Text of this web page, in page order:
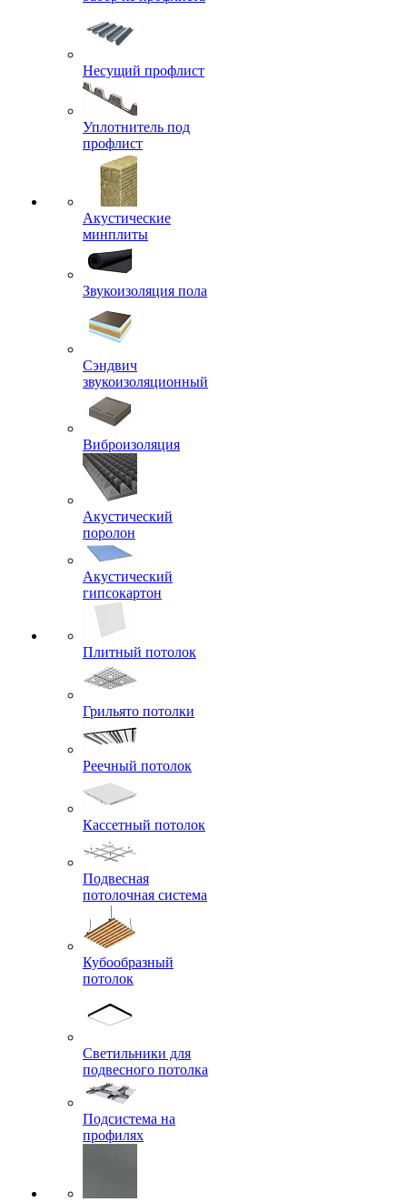
Несущий профлист
Уплотнитель под
профлист
Акустические
минплиты
Звукоизоляция пола
Сэндвич
звукоизоляционный
Виброизоляция
Акустический
поролон
Акустический
гипсокартон
Плитный потолок
Грильято потолки
Реечный потолок
Кассетный потолок
Подвесная
потолочная система
Кубообразный
потолок
Светильники для
подвесного потолка
Подсистема на
профилях